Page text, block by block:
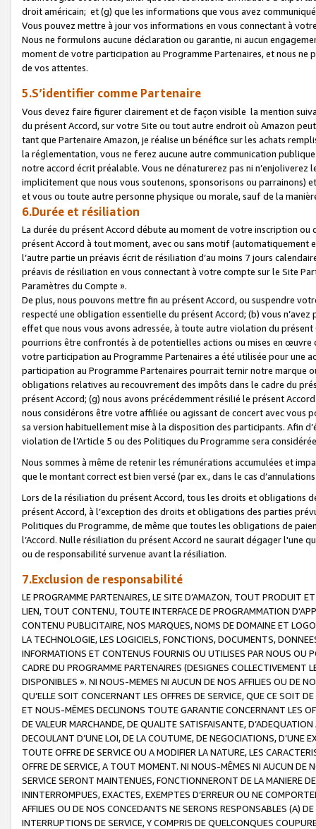
droit américain; et (g) que les informations que vous avez
Vous pouvez mettre à jour vos informations en vous connectant à
Nous ne formulons aucune déclaration ou garantie, ni aucun
moment de votre participation au Programme Partenaires, et nous
de vos attentes.
5.S’identifier comme Partenaire
Vous devez faire figurer clairement et de façon visible la mention
du présent Accord, sur votre Site ou tout autre endroit où Amazon
tant que Partenaire Amazon, je réalise un bénéfice sur les achats
la réglementation, vous ne ferez aucune autre communication
notre accord écrit préalable. Vous ne dénaturerez pas ni
implicitement que nous vous soutenons, sponsorisons ou parrainons)
et vous ou toute autre personne physique ou morale, sauf de la
6.Durée et résiliation
La durée du présent Accord débute au moment de votre inscription
présent Accord à tout moment, avec ou sans motif (automatiquement
l’autre partie un préavis écrit de résiliation d’au moins 7 jours
préavis de résiliation en vous connectant à votre compte sur le Site
Paramètres du Compte ».
De plus, nous pouvons mettre fin au présent Accord, ou suspendre
respecté une obligation essentielle du présent Accord; (b) vous
effet que nous vous avons adressée, à toute autre violation du
pourrions être confrontés à de potentielles actions ou mises en
votre participation au Programme Partenaires a été utilisée pour une
participation au Programme Partenaires pourrait ternir notre marque
obligations relatives au recouvrement des impôts dans le cadre du
présent Accord; (g) nous avons précédemment résilié le présent
nous considérons être votre affiliée ou agissant de concert avec vous
sa version habituellement mise à la disposition des participants. Afin
violation de l’Article 5 ou des Politiques du Programme sera
Nous sommes à même de retenir les rémunérations accumulées et
que le montant correct est bien versé (par ex., dans le cas
Lors de la résiliation du présent Accord, tous les droits et obligations
présent Accord, à l’exception des droits et obligations des parties
Politiques du Programme, de même que toutes les obligations de
l’Accord. Nulle résiliation du présent Accord ne saurait dégager l'une
ou de responsabilité survenue avant la résiliation.
7.Exclusion de responsabilité
LE PROGRAMME PARTENAIRES, LE SITE D’AMAZON, TOUT PRODUIT
LIEN, TOUT CONTENU, TOUTE INTERFACE DE PROGRAMMATION
CONTENU PUBLICITAIRE, NOS MARQUES, NOMS DE DOMAINE ET
LA TECHNOLOGIE, LES LOGICIELS, FONCTIONS, DOCUMENTS,
INFORMATIONS ET CONTENUS FOURNIS OU UTILISES PAR NOUS OU
CADRE DU PROGRAMME PARTENAIRES (DESIGNES COLLECTIVEMENT
DISPONIBLES ». NI NOUS-MEMES NI AUCUN DE NOS AFFILIES OU DE
QU’ELLE SOIT CONCERNANT LES OFFRES DE SERVICE, QUE CE SOIT
ET NOUS-MÊMES DECLINONS TOUTE GARANTIE CONCERNANT LES
DE VALEUR MARCHANDE, DE QUALITE SATISFAISANTE,
DECOULANT D’UNE LOI, DE LA COUTUME, DE NEGOCIATIONS, D’UNE
TOUTE OFFRE DE SERVICE OU A MODIFIER LA NATURE, LES
OFFRE DE SERVICE, A TOUT MOMENT. NI NOUS-MÊMES NI AUCUN DE
SERVICE SERONT MAINTENUES, FONCTIONNERONT DE LA MANIERE
ININTERROMPUES, EXACTES, EXEMPTES D’ERREUR OU NE
AFFILIES OU DE NOS CONCEDANTS NE SERONS RESPONSABLES (A)
INTERRUPTIONS DE SERVICE, Y COMPRIS DE QUELCONQUES